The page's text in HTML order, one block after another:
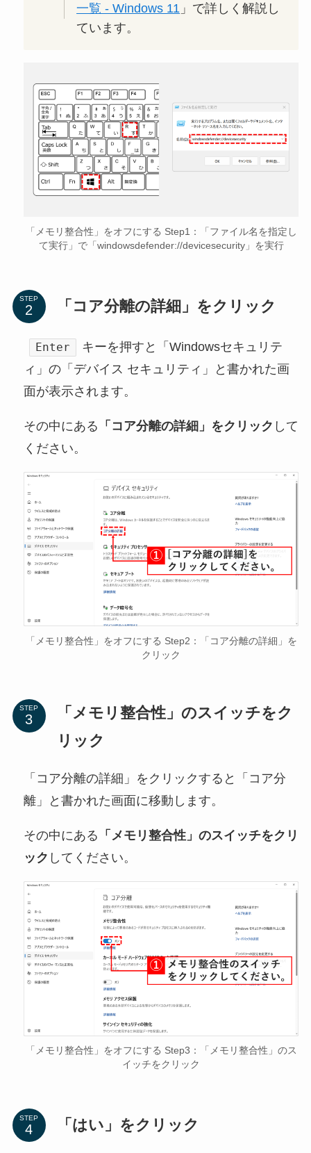
一覧 - Windows 11 」で詳しく解説し
ています。
「メモリ整合性」をオフにする Step1：「ファイル名を指定し
て実行」で「windowsdefender://devicesecurity」を実行
STEP 「コア分離の詳細」をクリック
Enter
キーを押すと「Windowsセキュリテ
ィ」の「デバイス セキュリティ」と書かれた画
面が表示されます。
その中にある 「コア分離の詳細」をクリック して
ください。
「メモリ整合性」をオフにする Step2：「コア分離の詳細」を
クリック
STEP
「メモリ整合性」のスイッチをク
リック
「コア分離の詳細」をクリックすると「コア分
離」と書かれた画面に移動します。
その中にある 「メモリ整合性」のスイッチをクリ
ック してください。
「メモリ整合性」をオフにする Step3：「メモリ整合性」のス
イッチをクリック
STEP 「はい」をクリック